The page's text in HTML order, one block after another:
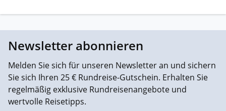
Newsletter abonnieren
Melden Sie sich für unseren Newsletter an und sichern
Sie sich Ihren 25 € Rundreise-Gutschein. Erhalten Sie
regelmäßig exklusive Rundreisenangebote und
wertvolle Reisetipps.